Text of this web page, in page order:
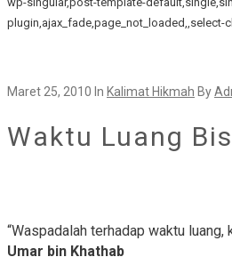
plugin,ajax_fade,page_not_loaded,,select-
Maret 25, 2010 In Kalimat Hikmah By
Waktu Luang
“Waspadalah terhadap waktu
Umar bin Khathab